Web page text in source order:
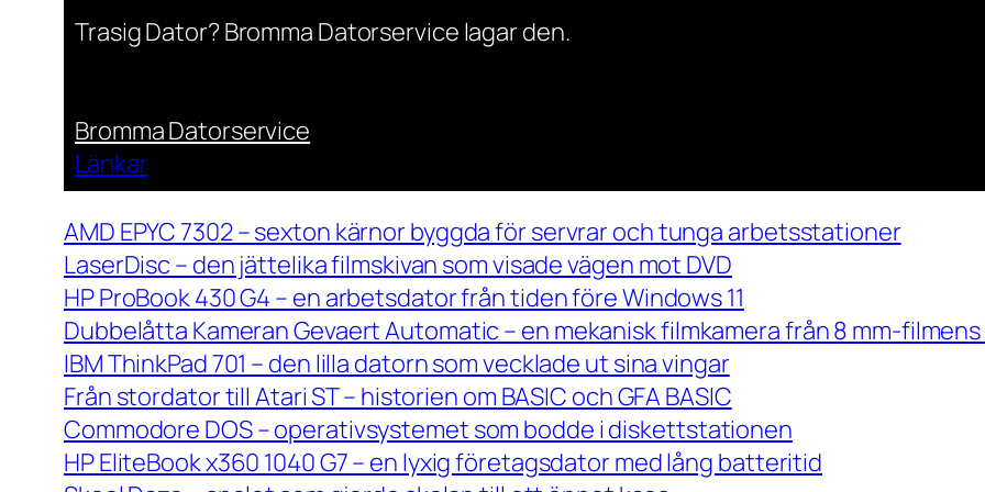
Trasig Dator? Bromma Datorservice lagar den.
Bromma Datorservice
Länkar
AMD EPYC 7302 – sexton kärnor byggda för servrar och tunga arbetsstationer
LaserDisc – den jättelika filmskivan som visade vägen mot DVD
HP ProBook 430 G4 – en arbetsdator från tiden före Windows 11
Dubbelåtta Kameran Gevaert Automatic – en mekanisk filmkamera från 8 mm-
IBM ThinkPad 701 – den lilla datorn som vecklade ut sina vingar
Från stordator till Atari ST – historien om BASIC och GFA BASIC
Commodore DOS – operativsystemet som bodde i diskettstationen
HP EliteBook x360 1040 G7 – en lyxig företagsdator med lång batteritid